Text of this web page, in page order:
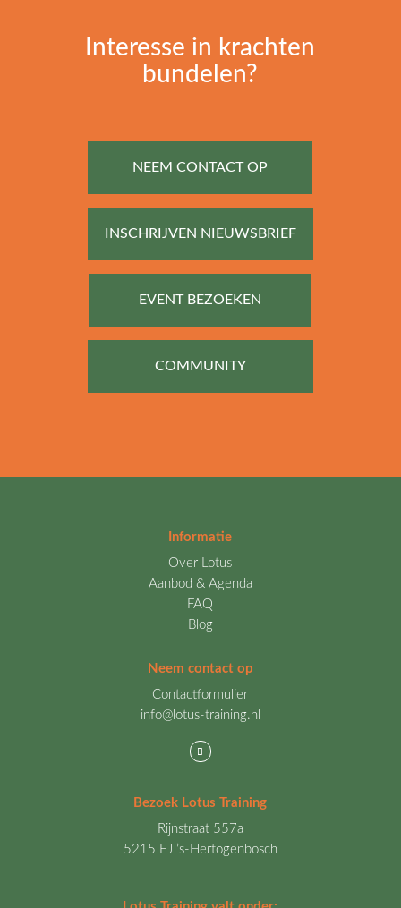
Interesse in krachten
bundelen?
NEEM CONTACT OP
INSCHRIJVEN NIEUWSBRIEF
EVENT BEZOEKEN
COMMUNITY
Informatie
Over Lotus
Aanbod & Agenda
FAQ
Blog
Neem contact op
Contactformulier
info@lotus-training.nl
Bezoek Lotus Training
Rijnstraat 557a
5215 EJ ’s-Hertogenbosch